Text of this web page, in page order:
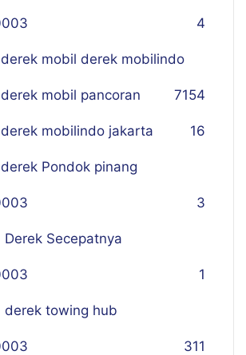
4
mobil derek mobilindo
154
mobil pancoran 7
mobilindo jakarta 16
Pondok pinang
3
Derek Secepatnya
1
derek towing hub
311